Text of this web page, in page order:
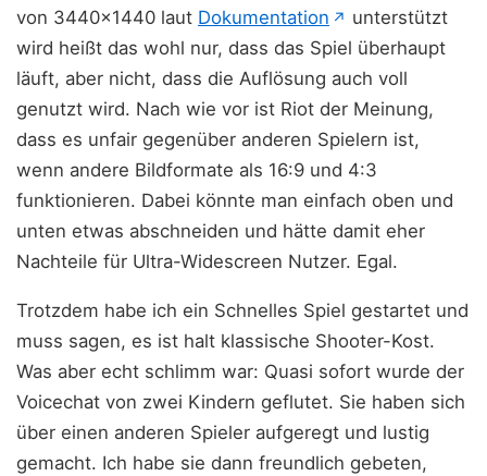
von 3440x1440 laut Dokumentation ↗ (öffnet in
unterstützt
wird heißt das wohl nur, dass das Spiel überhaupt
läuft, aber nicht, dass die Auflösung auch voll
genutzt wird. Nach wie vor ist Riot der Meinung,
dass es unfair gegenüber anderen Spielern ist,
wenn andere Bildformate als 16:9 und 4:3
funktionieren. Dabei könnte man einfach oben und
unten etwas abschneiden und hätte damit eher
Nachteile für Ultra-Widescreen Nutzer. Egal.
Trotzdem habe ich ein Schnelles Spiel gestartet und
muss sagen, es ist halt klassische Shooter-Kost.
Was aber echt schlimm war: Quasi sofort wurde der
Voicechat von zwei Kindern geflutet. Sie haben sich
über einen anderen Spieler aufgeregt und lustig
gemacht. Ich habe sie dann freundlich gebeten,